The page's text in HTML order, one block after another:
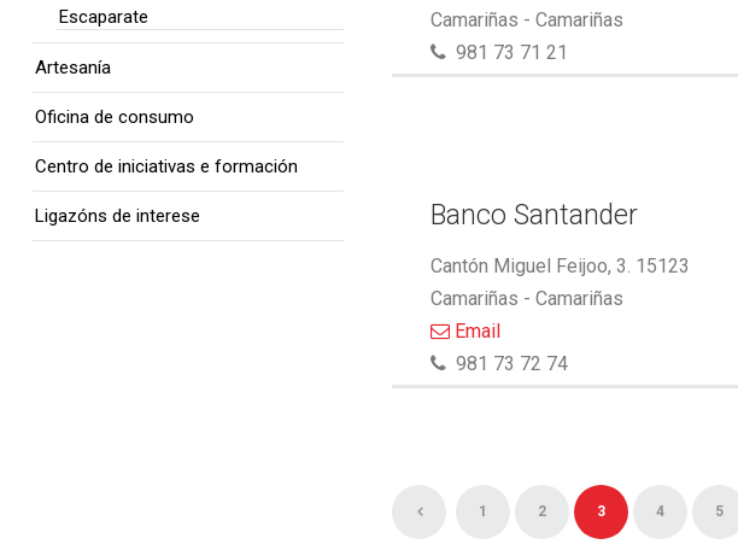
Camariñas - Camariñas
981 73 71 21
Banco Santander
Cantón Miguel Feijoo, 3. 15123
Camariñas - Camariñas
Email
981 73 72 74
1 2 3 4 5
Escaparate
Artesanía
Oficina de consumo
Centro de iniciativas e formación
Ligazóns de interese